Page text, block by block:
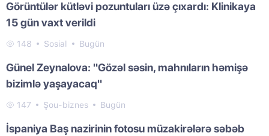
Görüntülər kütləvi pozuntuları üzə çıxardı: Klinikaya
15 gün vaxt verildi
148 Sosial Bugün
Günel Zeynalova: "Gözəl səsin, mahnıların həmişə
bizimlə yaşayacaq"
147 Şou-biznes Bugün
İspaniya Baş nazirinin fotosu müzakirələrə səbəb